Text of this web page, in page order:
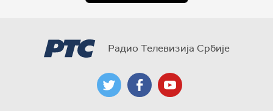
Радио Телевизија Србије